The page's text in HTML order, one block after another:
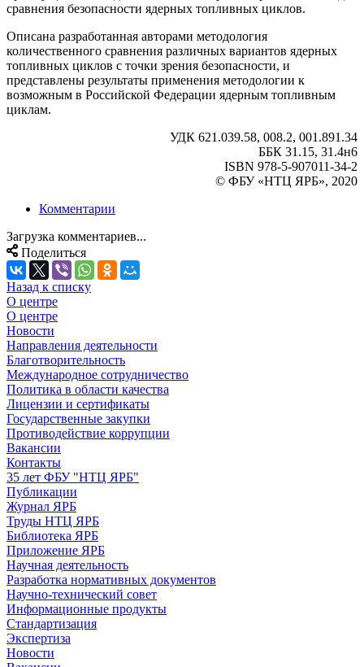
сравнения безопасности ядерных топливных циклов.
Описана разработанная авторами методология
количественного сравнения различных вариантов ядерных
топливных циклов с точки зрения безопасности, и
представлены результаты применения методологии к
возможным в Российской Федерации ядерным топливным
циклам.
УДК 621.039.58, 008.2, 001.891.34
ББК 31.15, 31.4н6
ISBN 978-5-907011-34-2
© ФБУ «НТЦ ЯРБ», 2020
Комментарии
Загрузка комментариев...
Поделиться
Назад к списку
О центре
О центре
Новости
Направления деятельности
Благотворительность
Международное сотрудничество
Политика в области качества
Лицензии и сертификаты
Государственные закупки
Противодействие коррупции
Вакансии
Контакты
35 лет ФБУ "НТЦ ЯРБ"
Публикации
Журнал ЯРБ
Труды НТЦ ЯРБ
Библиотека ЯРБ
Приложение ЯРБ
Научная деятельность
Разработка нормативных документов
Научно-технический совет
Информационные продукты
Стандартизация
Экспертиза
Новости